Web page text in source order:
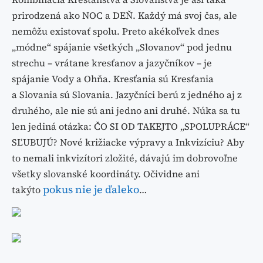
prirodzená ako NOC a DEŇ. Každý má svoj čas, ale
nemôžu existovať spolu. Preto akékoľvek dnes
„módne“ spájanie všetkých „Slovanov“ pod jednu
strechu – vrátane kresťanov a jazyčníkov – je
spájanie Vody a Ohňa. Kresťania sú Kresťania
a Slovania sú Slovania. Jazyčníci berú z jedného aj z
druhého, ale nie sú ani jedno ani druhé. Núka sa tu
len jediná otázka: ČO SI OD TAKEJTO „SPOLUPRÁCE“
SĽUBUJÚ? Nové križiacke výpravy a Inkvizíciu? Aby
to nemali inkvizítori zložité, dávajú im dobrovoľne
všetky slovanské koordináty. Očividne ani
takýtopokus nie je ďaleko…